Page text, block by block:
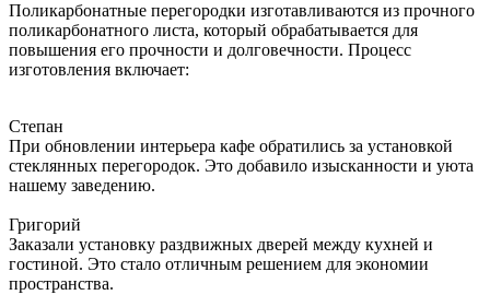
Поликарбонатные перегородки изготавливаются из прочного
поликарбонатного листа, который обрабатывается для
повышения его прочности и долговечности. Процесс
изготовления включает:
Степан
При обновлении интерьера кафе обратились за установкой
стеклянных перегородок. Это добавило изысканности и уюта
нашему заведению.
Григорий
Заказали установку раздвижных дверей между кухней и
гостиной. Это стало отличным решением для экономии
пространства.